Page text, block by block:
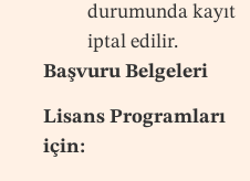
durumunda kayıt
iptal edilir.
Başvuru Belgeleri
Lisans Programları
için: